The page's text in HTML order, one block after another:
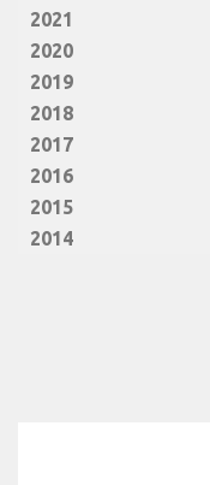
2021
2020
2019
2018
2017
2016
2015
2014